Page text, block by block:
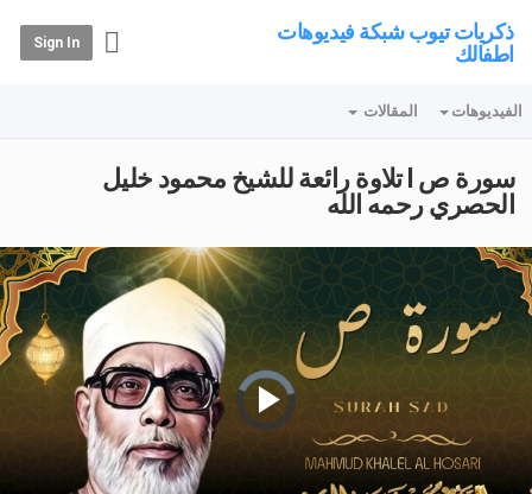
ذكريات تيوب شبكة فيديوهات
اطفالك
Sign In
الفيديوهات المقالات
سورة ص l تلاوة رائعة للشيخ محمود خليل
الحصري رحمه الله
Video
Player
is
loading.
Play